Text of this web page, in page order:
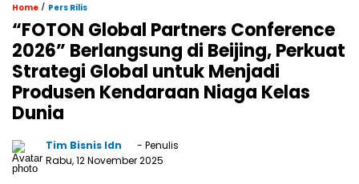
Home / Pers Rilis
“FOTON Global Partners Conference
2026” Berlangsung di Beijing, Perkuat
Strategi Global untuk Menjadi
Produsen Kendaraan Niaga Kelas
Dunia
Tim Bisnis Idn
- Penulis
Rabu, 12 November 2025